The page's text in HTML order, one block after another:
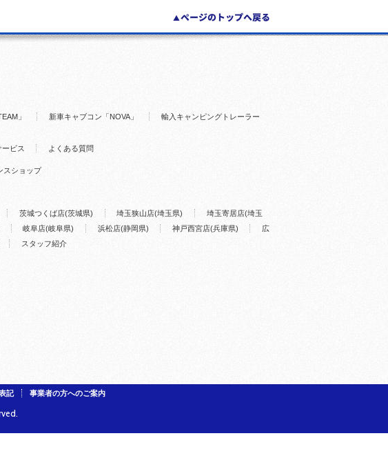
」 新車キャブコン「NOVA」
輸入キャンピングトレーラー
ービス よくある質問
スショップ
茨城つくば店(茨城県) 埼玉狭山店(埼玉県)
埼玉寄居店(埼玉
岐阜店(岐阜県) 浜松店(静岡県) 神戸西宮店(兵庫県)
広
スタッフ紹介
記 事業者の方へのご案内